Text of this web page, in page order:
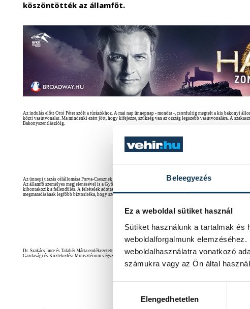
Beleegyezés
Ez a weboldal sütiket használ
Sütiket használunk a tartalmak
weboldalforgalmunk
weboldalhasználatra vonatkozó
számukra vagy az Ön által
Elengedhetetlen
köszöntötték az államfőt.
Az indulás előtt Ottó Péter szólt a túrázókhoz. A mai nap ünnepnap - mondta -, csordultig megtelt a kis bakonyi
közti vasútvonalat. Ma mindenki ezért jött, hogy kifejezze, szükség van az ország legszebb vasútvonalára. A
Bakonyszentlászlóig.
Az ünnepi utazás célállomása Porva-Csesznek volt, ahol a sínek mellett mondott köszöntőt Sólyom László,
Az államfő személyes megjelenésével is a Győr-Veszprém vasútvonal megtartása mellett demonstrált. "Remélem
kibontakozik a fellendülés. A feltételek adottak: megvan a helyi elszánás és összefogás, valamint a Kulturális
megmaradásának legfőbb biztosítéka, hogy szemünk a pályán legyen" - fogalmazott a köztársasági elnök.
Dr. Szakács Imre és Talabér Márta emlékezetettek arra, hogy a civil szervezetek és az önkormányzatok
Gazdasági és Közlekedési Minisztérium végszavára várnak, hogy kimondják, megmarad a vonal - tette hozzá a